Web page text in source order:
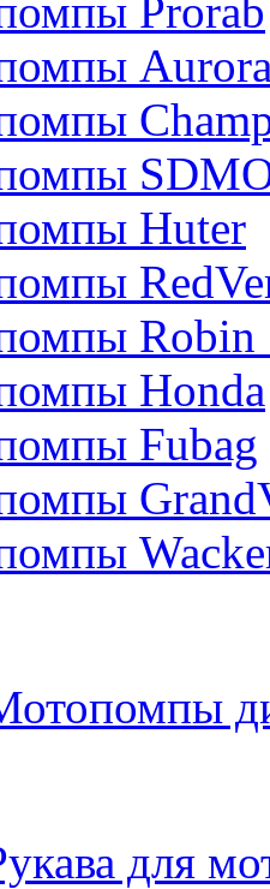
Prorab
Huter
Robin
Honda
Fubag
для